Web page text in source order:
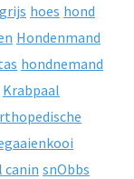
grijs hoes hond
Hondenmand
hondnemand
Krabpaal
canin snObbs